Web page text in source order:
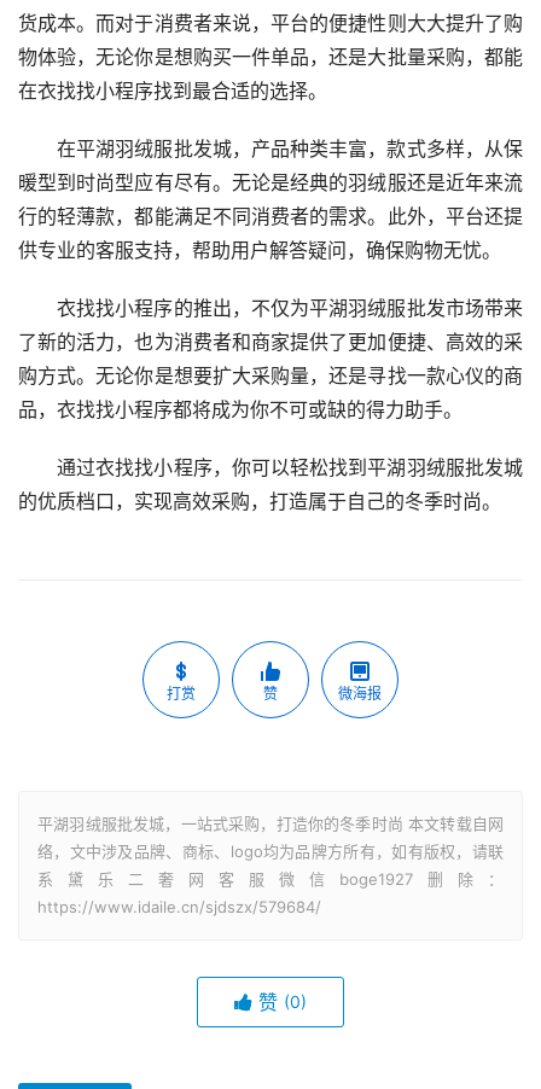
货成本。而对于消费者来说，平台的便捷性则大大提升了购
物体验，无论你是想购买一件单品，还是大批量采购，都能
在衣找找小程序找到最合适的选择。
在平湖羽绒服批发城，产品种类丰富，款式多样，从保
暖型到时尚型应有尽有。无论是经典的羽绒服还是近年来流
行的轻薄款，都能满足不同消费者的需求。此外，平台还提
供专业的客服支持，帮助用户解答疑问，确保购物无忧。
衣找找小程序的推出，不仅为平湖羽绒服批发市场带来
了新的活力，也为消费者和商家提供了更加便捷、高效的采
购方式。无论你是想要扩大采购量，还是寻找一款心仪的商
品，衣找找小程序都将成为你不可或缺的得力助手。
通过衣找找小程序，你可以轻松找到平湖羽绒服批发城
的优质档口，实现高效采购，打造属于自己的冬季时尚。
打赏 赞 微海报
平湖羽绒服批发城，一站式采购，打造你的冬季时尚 本文转载自网
络，文中涉及品牌、商标、logo均为品牌方所有，如有版权，请联
系黛乐二奢网客服微信boge1927删除：
https://www.idaile.cn/sjdszx/579684/
赞 (0)